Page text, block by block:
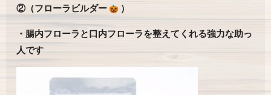
②（フローラビルダー ）
・腸内フローラと口内フローラを整えてくれる強力な助っ
人です